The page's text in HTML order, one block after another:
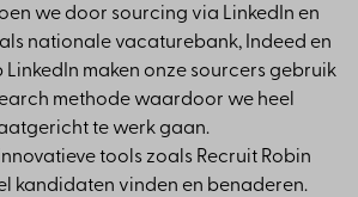
we door sourcing via LinkedIn en
nationale vacaturebank, Indeed en
maken onze sourcers gebruik
methode waardoor we heel
te werk gaan.
tools zoals Recruit Robin
kandidaten vinden en benaderen.